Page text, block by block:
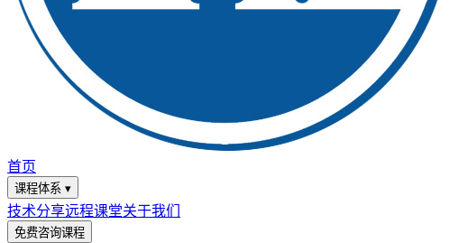
首页
课程体系 ▾
技术分享远程课堂关于我们
免费咨询课程